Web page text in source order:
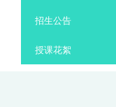
招生公告
授课花絮